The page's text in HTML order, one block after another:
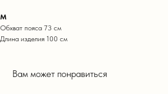
M
Обхват пояса 73 см
Длина изделия 100 см
Вам может понравиться